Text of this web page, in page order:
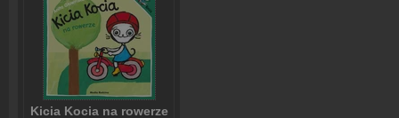
Kicia Kocia na rowerze